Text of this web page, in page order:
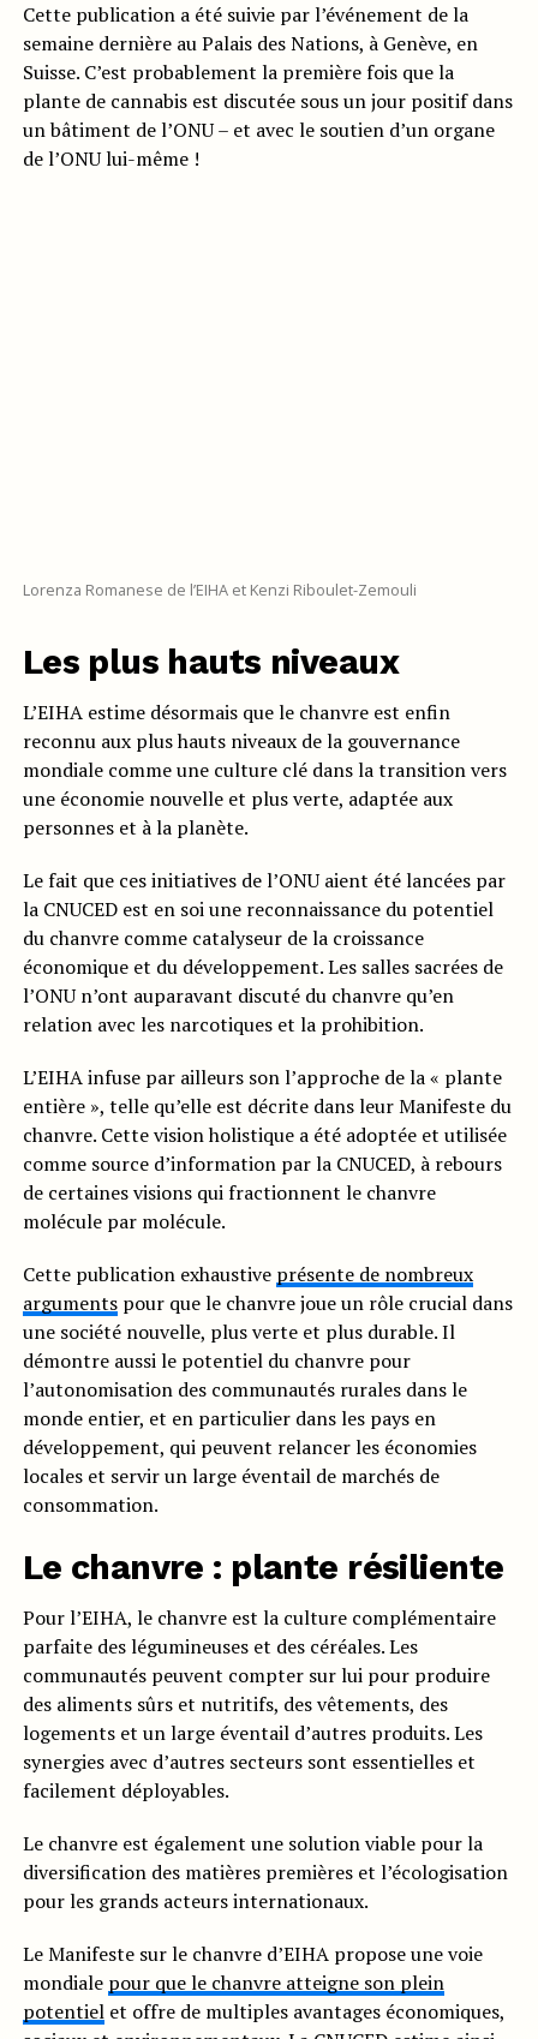
Cette publication a été suivie par l’événement de la
semaine dernière au Palais des Nations, à Genève, en
Suisse. C’est probablement la première fois que la
plante de cannabis est discutée sous un jour positif dans
un bâtiment de l’ONU – et avec le soutien d’un organe
de l’ONU lui-même !
Lorenza Romanese de l’EIHA et Kenzi Riboulet-Zemouli
Les plus hauts niveaux
L’EIHA estime désormais que le chanvre est enfin
reconnu aux plus hauts niveaux de la gouvernance
mondiale comme une culture clé dans la transition vers
une économie nouvelle et plus verte, adaptée aux
personnes et à la planète.
Le fait que ces initiatives de l’ONU aient été lancées par
la CNUCED est en soi une reconnaissance du potentiel
du chanvre comme catalyseur de la croissance
économique et du développement. Les salles sacrées de
l’ONU n’ont auparavant discuté du chanvre qu’en
relation avec les narcotiques et la prohibition.
L’EIHA infuse par ailleurs son l’approche de la « plante
entière », telle qu’elle est décrite dans leur Manifeste du
chanvre. Cette vision holistique a été adoptée et utilisée
comme source d’information par la CNUCED, à rebours
de certaines visions qui fractionnent le chanvre
molécule par molécule.
Cette publication exhaustive présente de nombreux
argumentspour que le chanvre joue un rôle crucial dans
une société nouvelle, plus verte et plus durable. Il
démontre aussi le potentiel du chanvre pour
l’autonomisation des communautés rurales dans le
monde entier, et en particulier dans les pays en
développement, qui peuvent relancer les économies
locales et servir un large éventail de marchés de
consommation.
Le chanvre : plante résiliente
Pour l’EIHA, le chanvre est la culture complémentaire
parfaite des légumineuses et des céréales. Les
communautés peuvent compter sur lui pour produire
des aliments sûrs et nutritifs, des vêtements, des
logements et un large éventail d’autres produits. Les
synergies avec d’autres secteurs sont essentielles et
facilement déployables.
Le chanvre est également une solution viable pour la
diversification des matières premières et l’écologisation
pour les grands acteurs internationaux.
Le Manifeste sur le chanvre d’EIHA propose une voie
mondiale pour que le chanvre atteigne son plein
potentielet offre de multiples avantages économiques,